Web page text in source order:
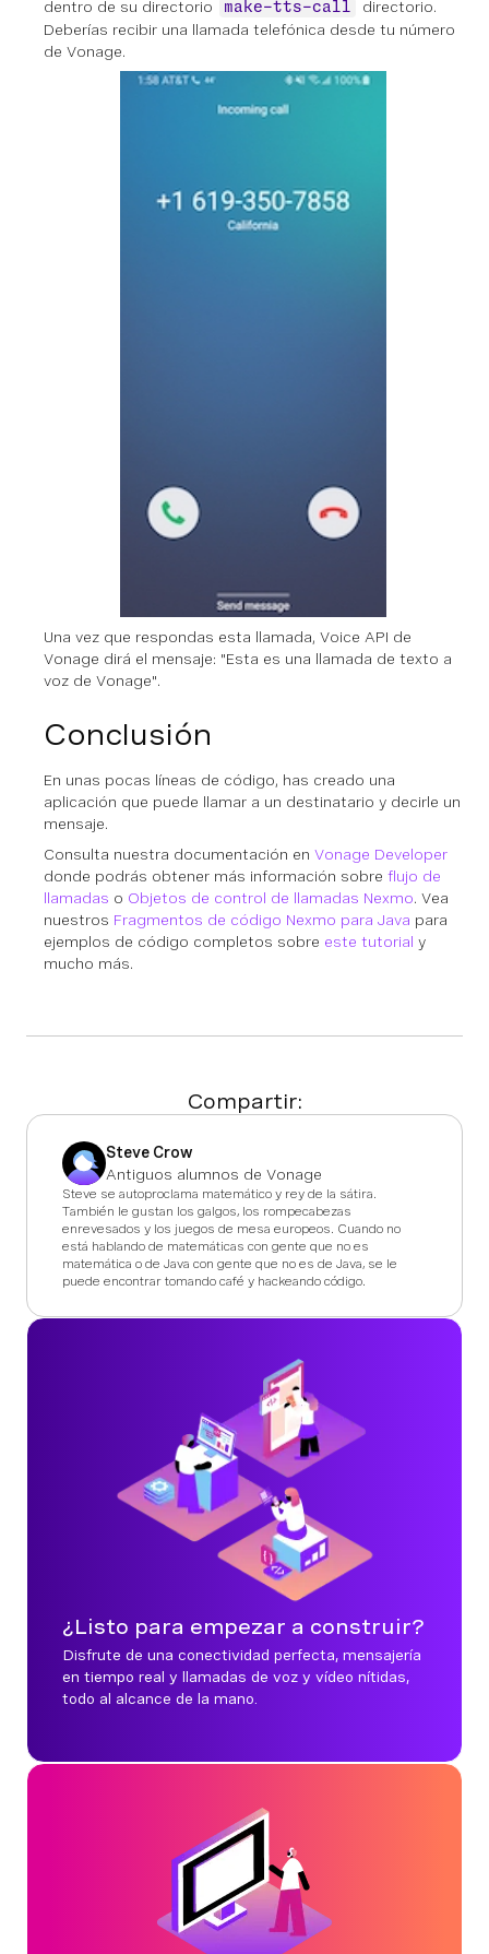
dentro de su directorio make-tts-call
directorio.
Deberías recibir una llamada telefónica desde tu número
de Vonage.
Una vez que respondas esta llamada, Voice API de
Vonage dirá el mensaje: "Esta es una llamada de texto a
voz de Vonage".
Conclusión
En unas pocas líneas de código, has creado una
aplicación que puede llamar a un destinatario y decirle un
mensaje.
Consulta nuestra documentación en Vonage Developer
donde podrás obtener más información sobre flujo de
llamadas o Objetos de control de llamadas Nexmo. Vea
nuestros Fragmentos de código Nexmo para Java para
ejemplos de código completos sobre este tutorial y
mucho más.
Compartir:
Steve Crow
Antiguos alumnos de Vonage
Steve se autoproclama matemático y rey de la sátira.
También le gustan los galgos, los rompecabezas
enrevesados y los juegos de mesa europeos. Cuando no
está hablando de matemáticas con gente que no es
matemática o de Java con gente que no es de Java, se le
puede encontrar tomando café y hackeando código.
¿Listo para empezar a construir?
Disfrute de una conectividad perfecta, mensajería
en tiempo real y llamadas de voz y vídeo nítidas,
todo al alcance de la mano.